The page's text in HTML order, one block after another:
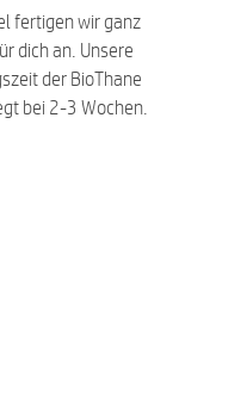
fertigen wir ganz
dich an. Unsere
der BioThane
bei 2-3 Wochen.